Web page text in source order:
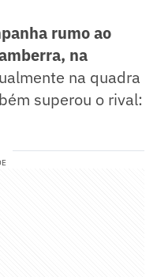
rumo ao
na
na quadra
superou o rival: